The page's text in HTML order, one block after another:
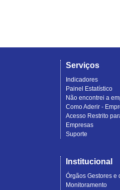
Serviços
Indicadores
Painel Estatístico
Não encontrei a
Como Aderir -
Acesso Restrito
Empresas
Suporte
Institucional
Órgãos Gestores e
Monitoramento